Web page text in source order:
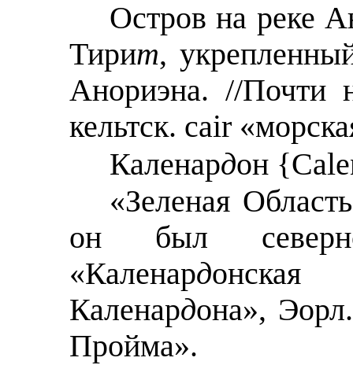
Остров на реке
Тирит,
Анoриэна. //Почти
кельтск. cair
Каленардон
«Зеленая
он был
«Каленард
Каленардона»,
Пройма».